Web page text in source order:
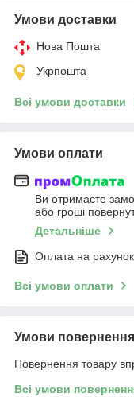
Умови доставки
Нова Пошта
Укрпошта
Всі умови доставки
Умови оплати
Ви отримаєте
або гроші
Детальніше
Оплата на рахунок
Всі умови оплати
Умови повернення
Повернення товару
Всі умови